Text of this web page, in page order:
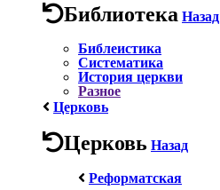
Библиотека Назад
Библеистика
Систематика
История церкви
Разное
Церковь
Церковь Назад
Реформатская